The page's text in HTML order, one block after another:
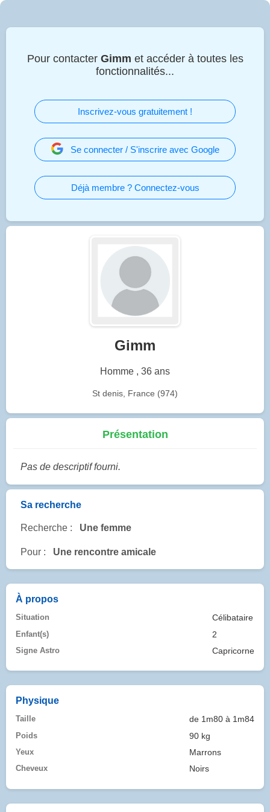
Pour contacter Gimm et accéder à toutes les
fonctionnalités...
Inscrivez-vous gratuitement !
Se connecter / S'inscrire avec Google
Déjà membre ? Connectez-vous
Gimm
Homme , 36 ans
St denis, France (974)
Présentation
Pas de descriptif fourni.
Sa recherche
Recherche : Une femme
Pour : Une rencontre amicale
À propos
Situation Célibataire
Enfant(s) 2
Signe Astro Capricorne
Physique
Taille de 1m80 à 1m84
Poids 90 kg
Yeux Marrons
Cheveux Noirs